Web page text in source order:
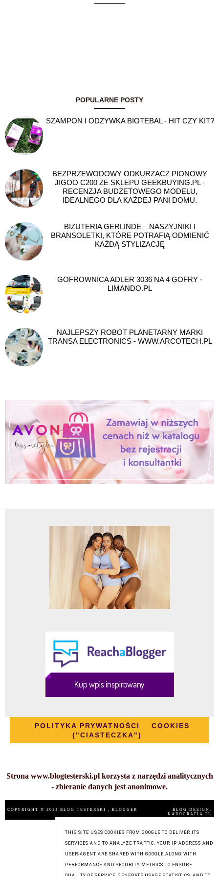
POPULARNE POSTY
SZAMPON I ODŻYWKA BIOTEBAL - HIT CZY KIT?
BEZPRZEWODOWY ODKURZACZ PIONOWY
JIGOO C200 ZE SKLEPU GEEKBUYING.PL -
RECENZJA BUDŻETOWEGO MODELU,
IDEALNEGO DLA KAŻDEJ PANI DOMU.
BIŻUTERIA GERLINDE – NASZYJNIKI I
BRANSOLETKI, KTÓRE POTRAFIĄ ODMIENIĆ
KAŻDĄ STYLIZACJĘ
GOFROWNICA ADLER 3036 NA 4 GOFRY -
LIMANDO.PL
NAJLEPSZY ROBOT PLANETARNY MARKI
TRANSA ELECTRONICS - WWW.ARCOTECH.PL
POLITYKA PRYWATNOŚCI
COOKIES
("CIASTECZKA")
Strona www.blogtesterski.pl korzysta z narzędzi analitycznych
- zbieranie danych jest anonimowe.
COPYRIGHT © 2014 BLOG TESTERSKI , BLOGGER
BLOG DESIGN:
KAROGRAFIA.PL
THIS SITE USES COOKIES FROM GOOGLE TO DELIVER ITS
SERVICES AND TO ANALYZE TRAFFIC. YOUR IP ADDRESS AND
USER-AGENT ARE SHARED WITH GOOGLE ALONG WITH
PERFORMANCE AND SECURITY METRICS TO ENSURE